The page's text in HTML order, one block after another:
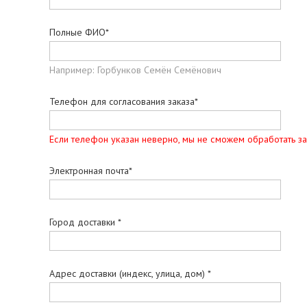
Полные ФИО*
Например: Горбунков Семён Семёнович
Телефон для согласования заказа*
Если телефон указан неверно, мы не сможем обработать
Электронная почта*
Город доставки *
Адрес доставки (индекс, улица, дом) *